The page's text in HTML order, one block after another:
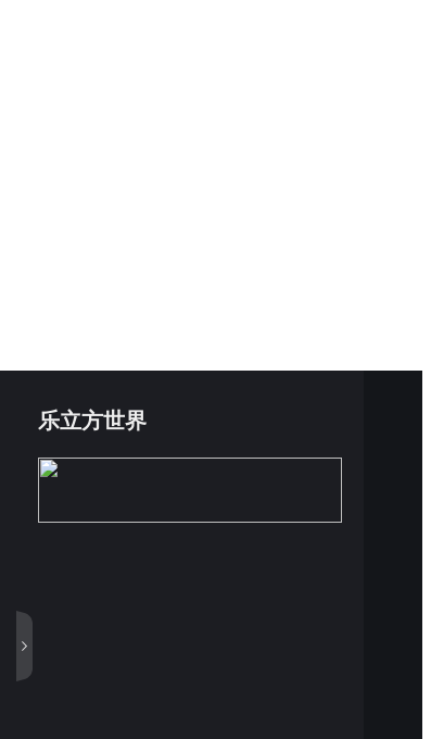
乐立方世界